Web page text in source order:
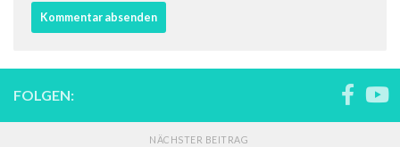
FOLGEN:
NÄCHSTER BEITRAG